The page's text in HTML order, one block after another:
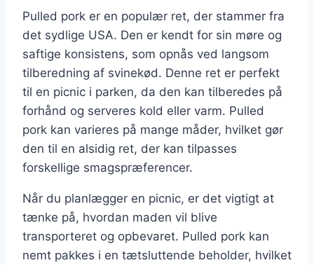
Pulled pork er en populær ret, der stammer fra
det sydlige USA. Den er kendt for sin møre og
saftige konsistens, som opnås ved langsom
tilberedning af svinekød. Denne ret er perfekt
til en picnic i parken, da den kan tilberedes på
forhånd og serveres kold eller varm. Pulled
pork kan varieres på mange måder, hvilket gør
den til en alsidig ret, der kan tilpasses
forskellige smagspræferencer.
Når du planlægger en picnic, er det vigtigt at
tænke på, hvordan maden vil blive
transporteret og opbevaret. Pulled pork kan
nemt pakkes i en tætsluttende beholder, hvilket